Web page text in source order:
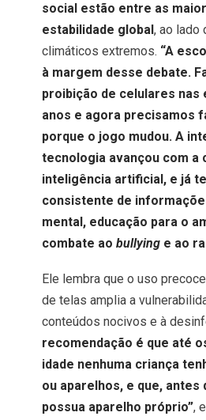
social estão entre as
estabilidade global , ao lado
climáticos extremos. “A
à margem desse debate.
proibição de celulares nas
anos e agora precisamos
porque o jogo mudou. A
tecnologia avançou com a
inteligência artificial, e já
consistente de
mental, educação para o
combate ao bullyinge ao
Ele lembra que o uso
de telas amplia a
conteúdos nocivos e à
recomendação é que até
idade nenhuma criança
ou aparelhos, e que, antes
possua aparelho próprio”,